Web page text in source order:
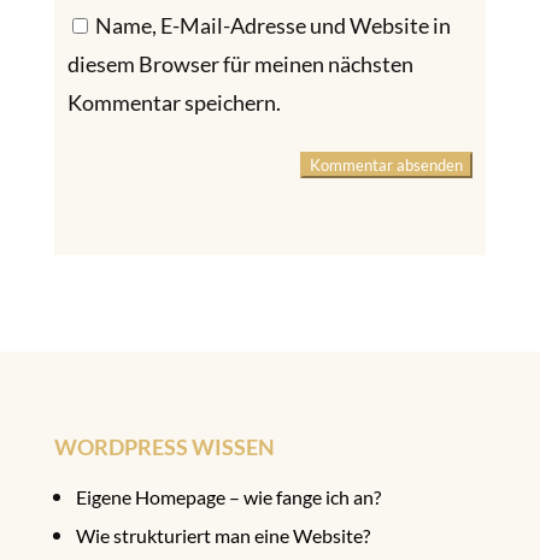
Name, E-Mail-Adresse und Website in
diesem Browser für meinen nächsten
Kommentar speichern.
Kommentar absenden
WORDPRESS WISSEN
Eigene Homepage – wie fange ich an?
Wie strukturiert man eine Website?